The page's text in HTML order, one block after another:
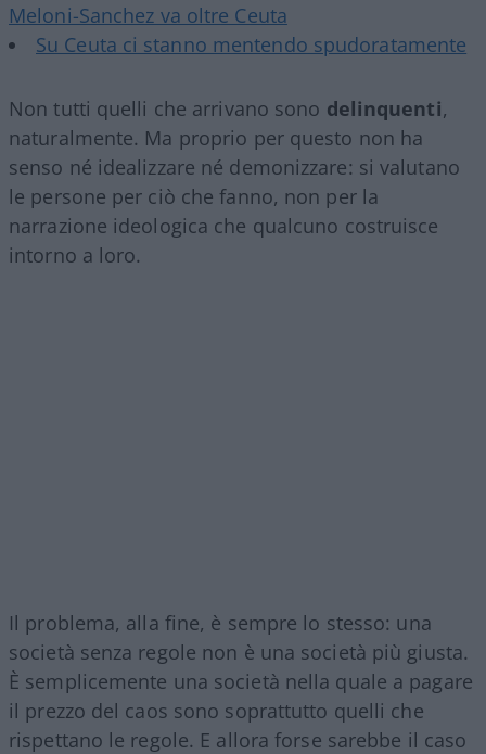
Meloni-Sanchez va oltre Ceuta
Su Ceuta ci stanno mentendo spudoratamente
Non tutti quelli che arrivano sono delinquenti,
naturalmente. Ma proprio per questo non ha
senso né idealizzare né demonizzare: si valutano
le persone per ciò che fanno, non per la
narrazione ideologica che qualcuno costruisce
intorno a loro.
Il problema, alla fine, è sempre lo stesso: una
società senza regole non è una società più giusta.
È semplicemente una società nella quale a pagare
il prezzo del caos sono soprattutto quelli che
rispettano le regole. E allora forse sarebbe il caso